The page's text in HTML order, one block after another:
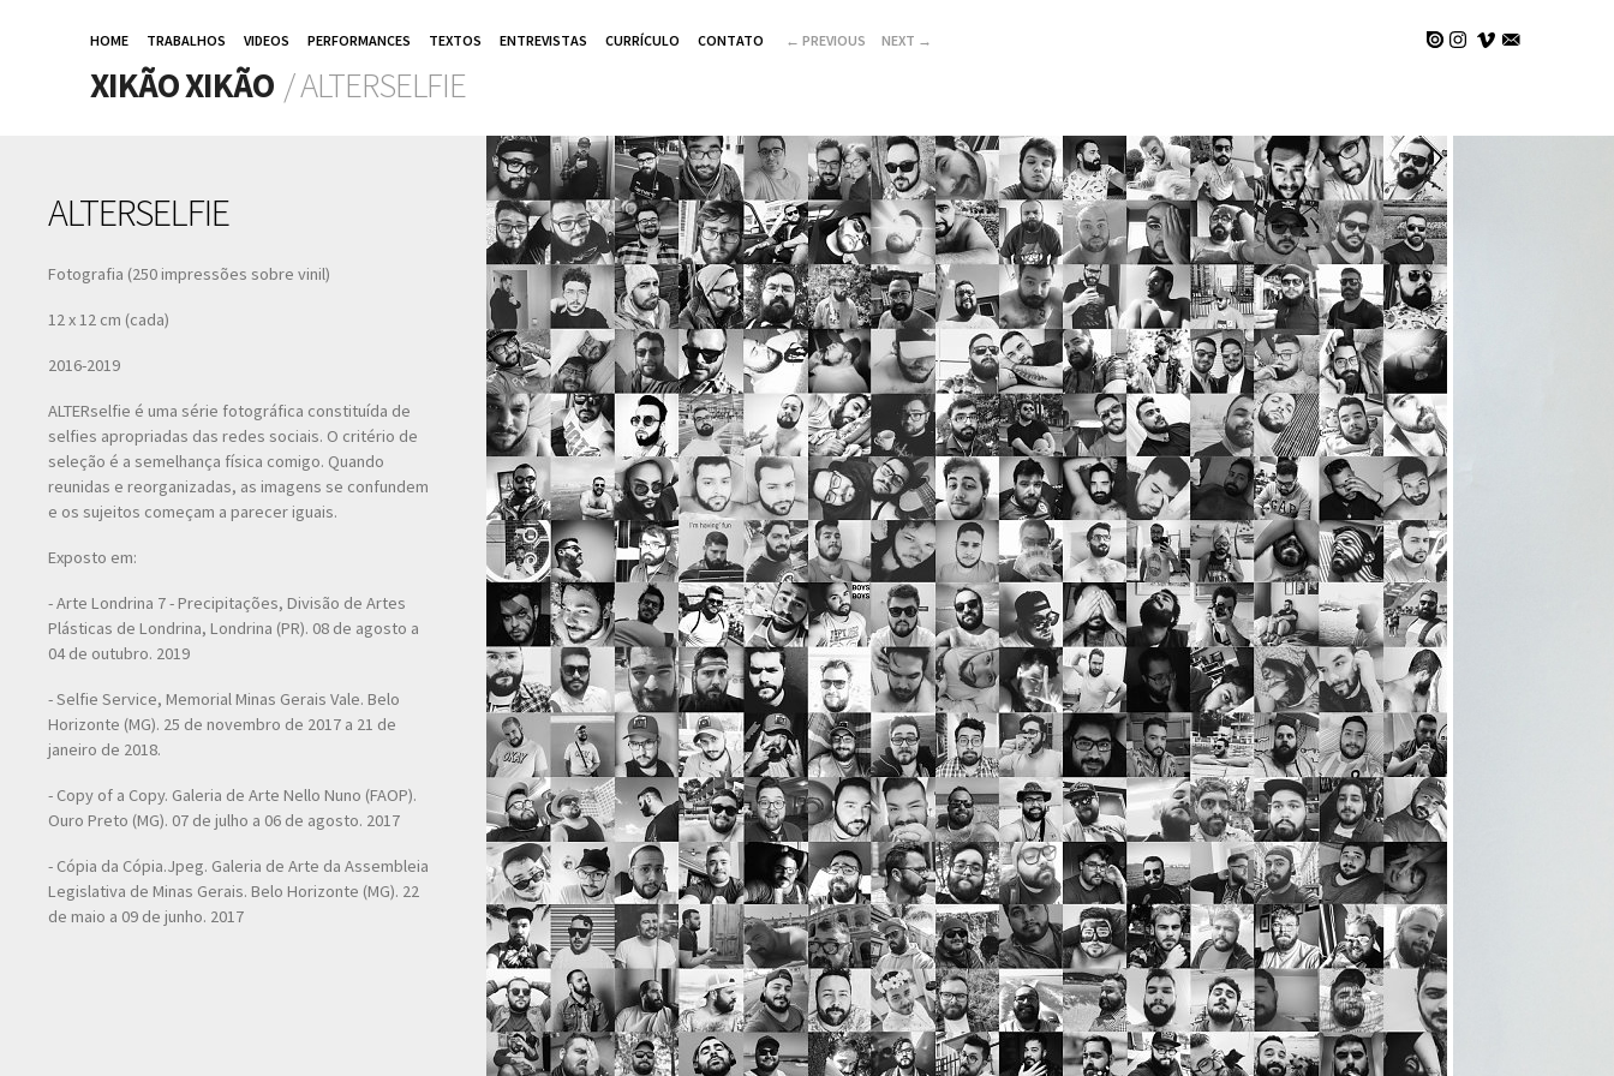
HOME TRABALHOS VIDEOS PERFORMANCES TEXTOS ENTREVISTAS CURRÍCULO CONTATO ← PREVIOUS NEXT →
XIKÃO XIKÃO / ALTERSELFIE
ALTERSELFIE
Fotografia (250 impressões sobre vinil)
12 x 12 cm (cada)
2016-2019
ALTERselfie é uma série fotográfica constituída de
selfies apropriadas das redes sociais. O critério de
seleção é a semelhança física comigo. Quando
reunidas e reorganizadas, as imagens se confundem
e os sujeitos começam a parecer iguais.
Exposto em:
- Arte Londrina 7 - Precipitações, Divisão de Artes
Plásticas de Londrina, Londrina (PR). 08 de agosto a
04 de outubro. 2019
- Selfie Service, Memorial Minas Gerais Vale. Belo
Horizonte (MG). 25 de novembro de 2017 a 21 de
janeiro de 2018.
- Copy of a Copy. Galeria de Arte Nello Nuno (FAOP).
Ouro Preto (MG). 07 de julho a 06 de agosto. 2017
- Cópia da Cópia.Jpeg. Galeria de Arte da Assembleia
Legislativa de Minas Gerais. Belo Horizonte (MG). 22
de maio a 09 de junho. 2017